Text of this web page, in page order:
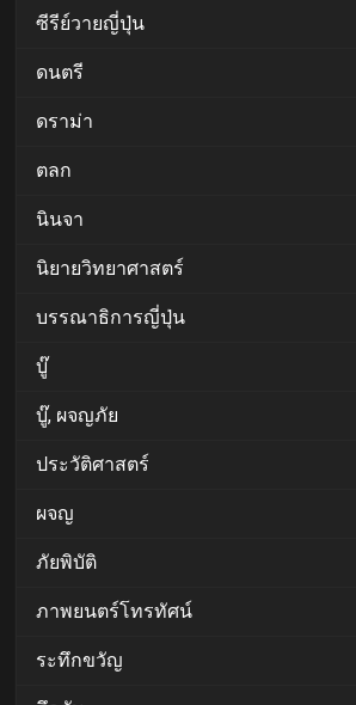
ซีรีย์วายญี่ปุ่น
ดนตรี
ดราม่า
ตลก
นินจา
นิยายวิทยาศาสตร์
บรรณาธิการญี่ปุ่น
บู๊
บู๊, ผจญภัย
ประวัติศาสตร์
ผจญ
ภัยพิบัติ
ภาพยนตร์โทรทัศน์
ระทึกขวัญ